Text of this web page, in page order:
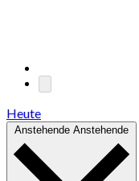
Heute
Anstehende Anstehende